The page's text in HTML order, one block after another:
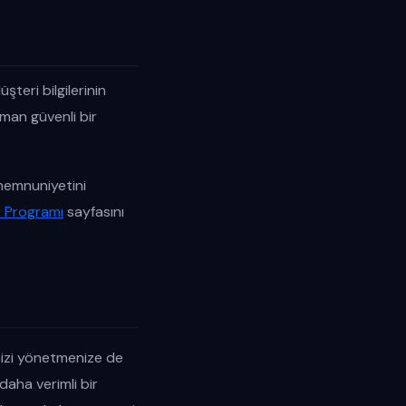
bilgilerinin
güvenli bir
sayfasını
yönetmenize de
verimli bir